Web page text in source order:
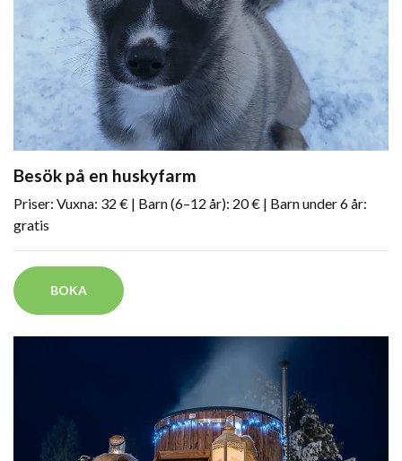
Besök på en huskyfarm
Priser: Vuxna: 32 € | Barn (6–12 år): 20 € | Barn under 6 år:
gratis
BOKA